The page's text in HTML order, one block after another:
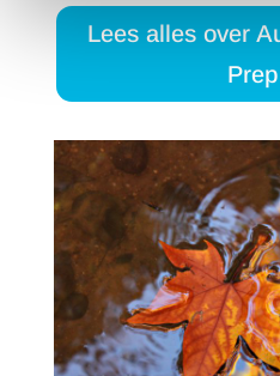
Lees alles over
Prep